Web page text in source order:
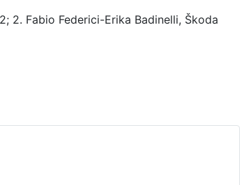
2. Fabio Federici-Erika Badinelli, Škoda